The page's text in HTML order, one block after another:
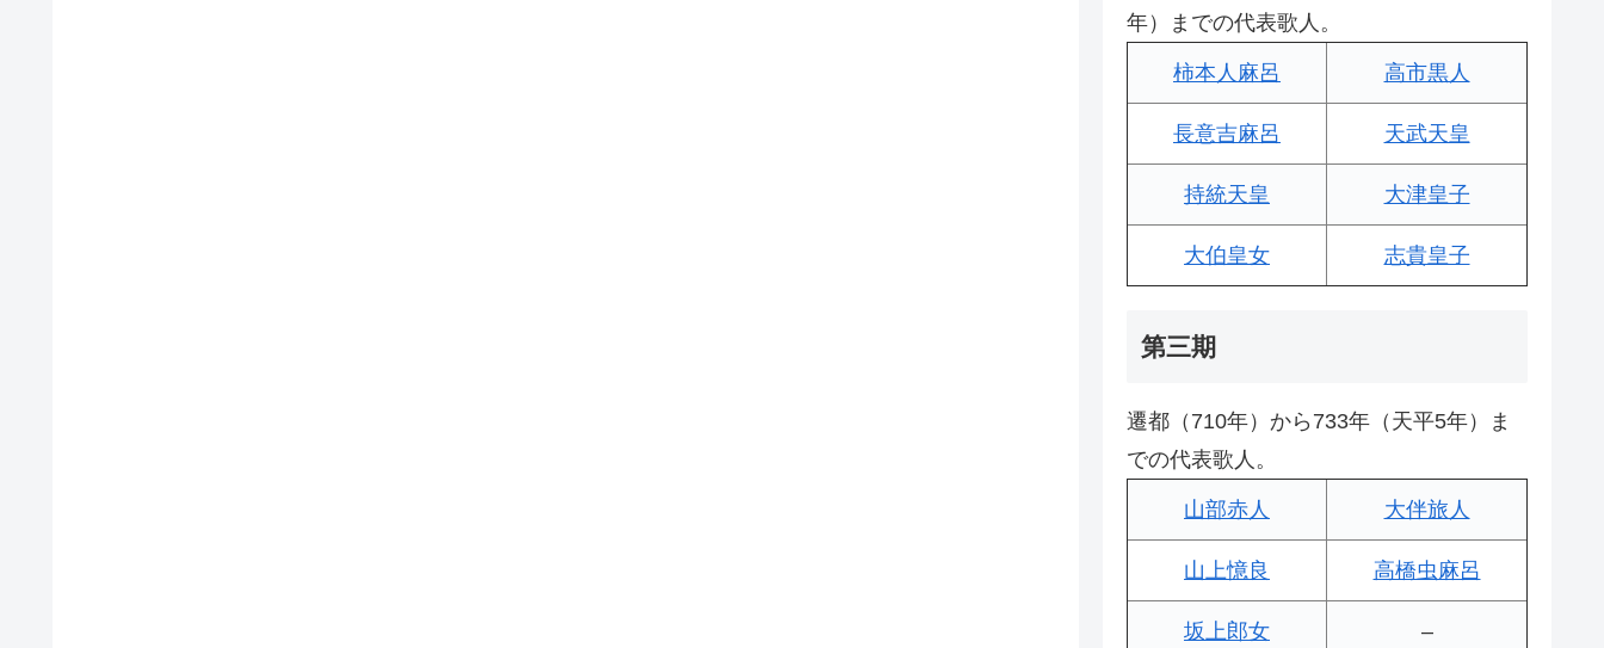
年）までの代表歌人。
柿本人麻呂 高市黒人
長意吉麻呂 天武天皇
持統天皇 大津皇子
大伯皇女 志貴皇子
第三期
遷都（710年）から733年（天平5年）ま
での代表歌人。
山部赤人 大伴旅人
山上憶良 高橋虫麻呂
坂上郎女 –